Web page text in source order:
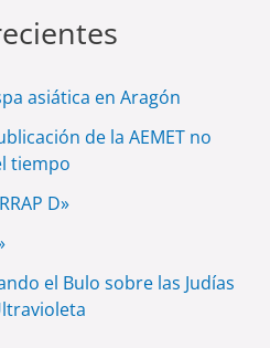
asiática en Aragón
de la AEMET no
tiempo
D»
el Bulo sobre las Judías